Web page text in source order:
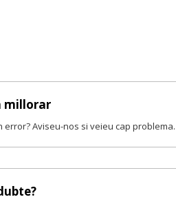
millorar
error? Aviseu-nos si veieu cap problema.